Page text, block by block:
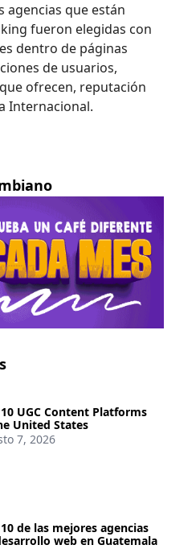
agencias que están
fueron elegidas con
dentro de páginas
de usuarios,
ofrecen, reputación
Internacional.
UGC Content Platforms
United States
7, 2026
de las mejores agencias
web en Guatemala